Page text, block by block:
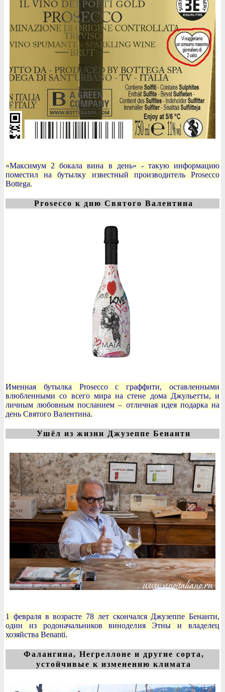
«Максимум 2 бокала вина в день» - такую информацию
поместил на бутылку известный производитель Prosecco
Bottega.
Prosecco к дню Святого Валентина
Именная бутылка Prosecco с граффити, оставленными
влюбленными со всего мира на стене дома Джульетты, и
личным любовным посланием – отличная идея подарка на
день Святого Валентина.
Ушёл из жизни Джузеппе Бенанти
1 февраля в возрасте 78 лет скончался Джузеппе Бенанти,
один из родоначальников виноделия Этны и владелец
хозяйства Benanti.
Фалангина, Негреллоне и другие сорта,
устойчивые к изменению климата